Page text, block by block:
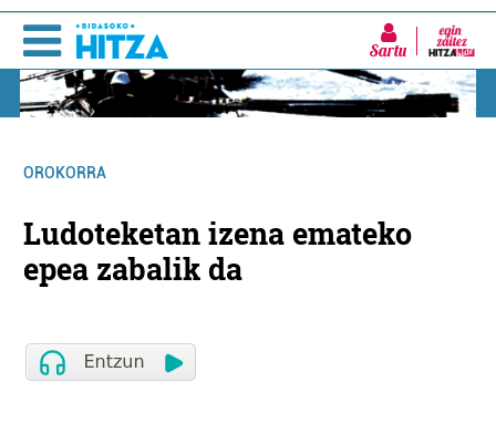
Sartu
OROKORRA
Ludoteketan izena emateko
epea zabalik da